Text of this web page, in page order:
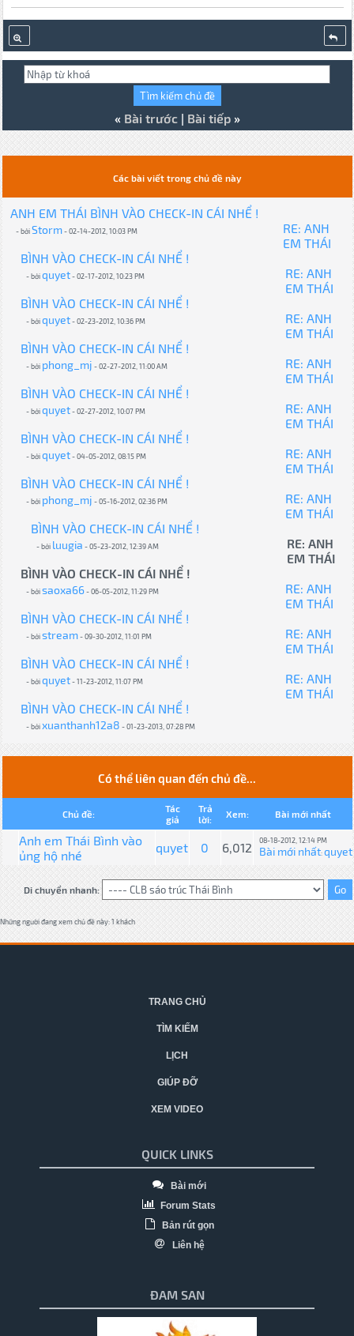
« Bài trước| Bài tiếp»
Các bài viết trong chủ đề này
ANH EM THÁI BÌNH VÀO CHECK-IN CÁI NHỂ !
- bởiStorm- 02-14-2012, 10:03 PM
RE: ANH
EM THÁI
BÌNH VÀO CHECK-IN CÁI NHỂ !
- bởiquyet- 02-17-2012, 10:23 PM
RE: ANH
EM THÁI
BÌNH VÀO CHECK-IN CÁI NHỂ !
- bởiquyet- 02-23-2012, 10:36 PM
RE: ANH
EM THÁI
BÌNH VÀO CHECK-IN CÁI NHỂ !
- bởi phong_mj - 02-27-2012, 11:00 AM
RE: ANH
EM THÁI
BÌNH VÀO CHECK-IN CÁI NHỂ !
- bởiquyet- 02-27-2012, 10:07 PM
RE: ANH
EM THÁI
BÌNH VÀO CHECK-IN CÁI NHỂ !
- bởiquyet- 04-05-2012, 08:15 PM
RE: ANH
EM THÁI
BÌNH VÀO CHECK-IN CÁI NHỂ !
- bởi phong_mj - 05-16-2012, 02:36 PM
RE: ANH
EM THÁI
BÌNH VÀO CHECK-IN CÁI NHỂ !
- bởi luugia - 05-23-2012, 12:39 AM
RE: ANH
EM THÁI
BÌNH VÀO CHECK-IN CÁI NHỂ !
- bởisaoxa66- 06-05-2012, 11:29 PM
RE: ANH
EM THÁI
BÌNH VÀO CHECK-IN CÁI NHỂ !
- bởistream- 09-30-2012, 11:01 PM
RE: ANH
EM THÁI
BÌNH VÀO CHECK-IN CÁI NHỂ !
- bởiquyet- 11-23-2012, 11:07 PM
RE: ANH
EM THÁI
BÌNH VÀO CHECK-IN CÁI NHỂ !
- bởixuanthanh12a8 - 01-23-2013, 07:28 PM
Có thể liên quan đến chủ đề...
Chủ đề:
Tác
giả
Trả
lời:
Xem: Bài mới nhất
Anh em Thái Bình vào
ủng hộ nhé
quyet 0 6,012 08-18-2012, 12:14 PM
Bài mới nhất:quyet
Di chuyển nhanh:
Những người đang xem chủ đề này: 1 khách
TRANG CHỦ
TÌM KIẾM
LỊCH
GIÚP ĐỠ
XEM VIDEO
QUICK LINKS
Bài mới
Forum Stats
Bản rút gọn
Liên hệ
ĐAM SAN